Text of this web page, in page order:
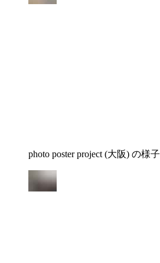
photo poster project (大阪) の様子